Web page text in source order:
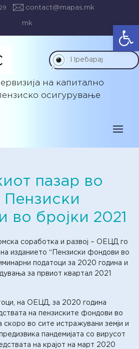
contact@mapas.mk
mk
на капитално
осигурување
пазар во
Пензиски
во бројки 2021
соработка и развој – ОЕЦД го
на изданието “Пензиски фондови во
податоци за 2020 година и
за првиот квартал 2021
на ОЕЦД, за 2020 година
на пензиските фондови во
скоро во сите истражувани земји и
пандемијата со вирусот
на крајот на март 2020